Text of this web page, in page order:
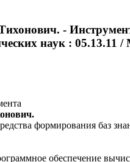
-
наук : 05.13.11
формирования баз
обеспечение